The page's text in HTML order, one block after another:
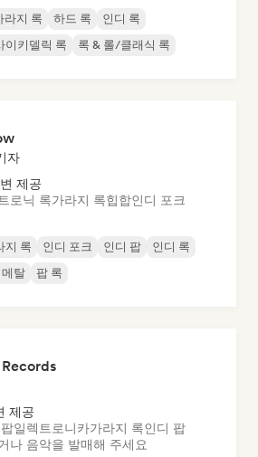
라지 록 하드 록
인디 록
이키델릭 록 록 & 롤/클래식 록
자
제공
로닉 록가라지 록힙합인디 포크
지 록 인디 포크 인디 팝
인디 록
탈 팝 록
제공
일렉트로니카가라지 록인디 팝
나 음악을 발매해 주세요